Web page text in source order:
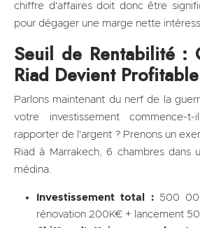
chiffre d'affaires doit donc être
pour dégager une marge nette
Seuil de Rentabilité :
Riad Devient Profitable
Parlons maintenant du nerf de la
votre investissement commence-
rapporter de l'argent ? Prenons un
Riad à Marrakech, 6 chambres dans
médina.
Investissement total :500
rénovation 200K€ + lancement